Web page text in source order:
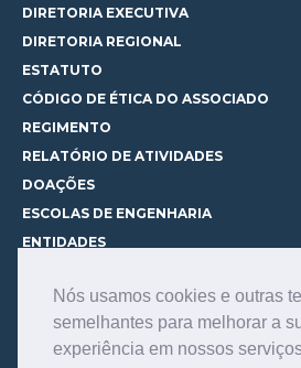
Nós usamos cookies e outras
semelhantes para melhorar a
experiência em nossos
DIRETORIA EXECUTIVA
DIRETORIA REGIONAL
ESTATUTO
CÓDIGO DE ÉTICA DO ASSOCIADO
REGIMENTO
RELATÓRIO DE ATIVIDADES
DOAÇÕES
ESCOLAS DE ENGENHARIA
ENTIDADES
CURSOS
CONHEÇA OS CURSOS
CENTRAL DE MENTORIA